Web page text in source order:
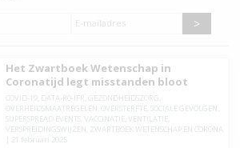
E-
Het Zwartboek Wetenschap in
Coronatijd legt misstanden bloot
COVID-19, DATA-R0-IFR GEZONDHEIDSZORG
OVERHEIDSMAATREGELEN OVERSTERFTE SOCIALE GEVOLGEN
SUPERSPREAD EVENTS, VACCINATIE VENTILATIE
VERSPREIDINGSWIJZEN ZWARTBOEK WETENSCHAP EN CORONA
21 februari 2025